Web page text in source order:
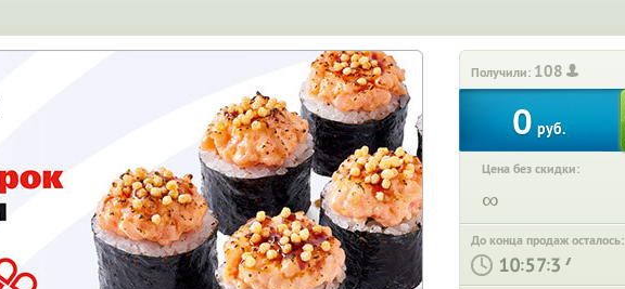
Получили: 108
0 руб.
Цена без скидки:
∞
До конца продаж осталось:
: :